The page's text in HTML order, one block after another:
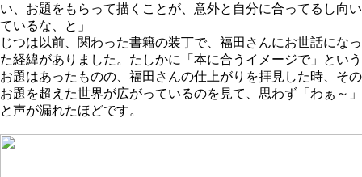
い、お題をもらって描くことが、意外と自分に合ってるし向い
ているな、と」
じつは以前、関わった書籍の装丁で、福田さんにお世話になっ
た経緯がありました。たしかに「本に合うイメージで」という
お題はあったものの、福田さんの仕上がりを拝見した時、その
お題を超えた世界が広がっているのを見て、思わず「わぁ～」
と声が漏れたほどです。